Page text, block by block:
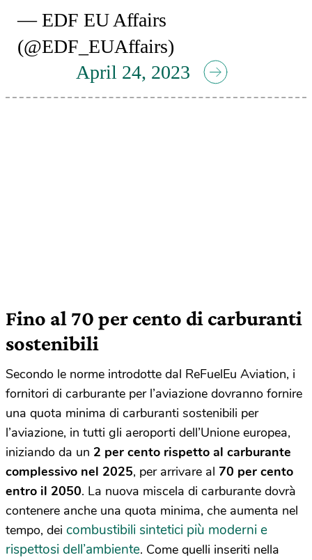
— EDF EU Affairs
(@EDF_EUAffairs)
April 24, 2023
Fino al 70 per cento di carburanti
sostenibili
Secondo le norme introdotte dal ReFuelEu Aviation, i
fornitori di carburante per l’aviazione dovranno fornire
una quota minima di carburanti sostenibili per
l’aviazione, in tutti gli aeroporti dell’Unione europea,
iniziando da un 2 per cento rispetto al carburante
complessivo nel 2025, per arrivare al 70 per cento
entro il 2050. La nuova miscela di carburante dovrà
contenere anche una quota minima, che aumenta nel
tempo, dei combustibili sintetici più moderni e
rispettosi dell’ambiente. Come quelli inseriti nella